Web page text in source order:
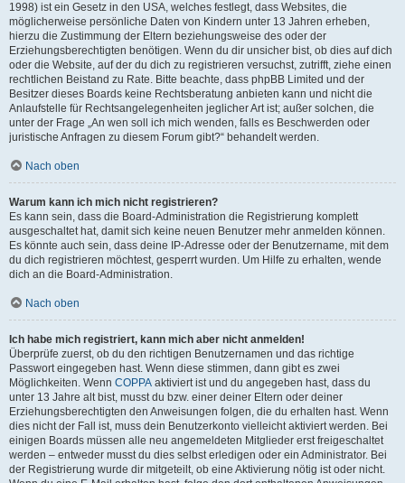
1998) ist ein Gesetz in den USA, welches festlegt, dass Websites, die
möglicherweise persönliche Daten von Kindern unter 13 Jahren erheben,
hierzu die Zustimmung der Eltern beziehungsweise des oder der
Erziehungsberechtigten benötigen. Wenn du dir unsicher bist, ob dies auf dich
oder die Website, auf der du dich zu registrieren versuchst, zutrifft, ziehe einen
rechtlichen Beistand zu Rate. Bitte beachte, dass phpBB Limited und der
Besitzer dieses Boards keine Rechtsberatung anbieten kann und nicht die
Anlaufstelle für Rechtsangelegenheiten jeglicher Art ist; außer solchen, die
unter der Frage „An wen soll ich mich wenden, falls es Beschwerden oder
juristische Anfragen zu diesem Forum gibt?“ behandelt werden.
Nach oben
Warum kann ich mich nicht registrieren?
Es kann sein, dass die Board-Administration die Registrierung komplett
ausgeschaltet hat, damit sich keine neuen Benutzer mehr anmelden können.
Es könnte auch sein, dass deine IP-Adresse oder der Benutzername, mit dem
du dich registrieren möchtest, gesperrt wurden. Um Hilfe zu erhalten, wende
dich an die Board-Administration.
Nach oben
Ich habe mich registriert, kann mich aber nicht anmelden!
Überprüfe zuerst, ob du den richtigen Benutzernamen und das richtige
Passwort eingegeben hast. Wenn diese stimmen, dann gibt es zwei
Möglichkeiten. Wenn COPPA aktiviert ist und du angegeben hast, dass du
unter 13 Jahre alt bist, musst du bzw. einer deiner Eltern oder deiner
Erziehungsberechtigten den Anweisungen folgen, die du erhalten hast. Wenn
dies nicht der Fall ist, muss dein Benutzerkonto vielleicht aktiviert werden. Bei
einigen Boards müssen alle neu angemeldeten Mitglieder erst freigeschaltet
werden – entweder musst du dies selbst erledigen oder ein Administrator. Bei
der Registrierung wurde dir mitgeteilt, ob eine Aktivierung nötig ist oder nicht.